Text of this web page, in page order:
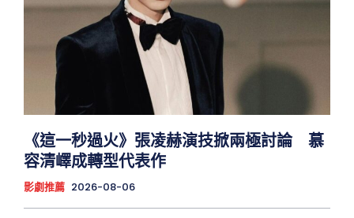
《這一秒過火》張凌赫演技掀兩極討論 慕
容清嶧成轉型代表作
影劇推薦 2026-08-06